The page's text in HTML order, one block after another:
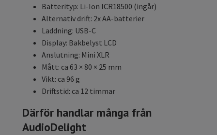
Batterityp: Li-Ion ICR18500 (ingår)
Alternativ drift: 2x AA-batterier
Laddning: USB-C
Display: Bakbelyst LCD
Anslutning: Mini XLR
Mått: ca 63 × 80 × 25 mm
Vikt: ca 96 g
Driftstid: ca 12 timmar
Därför handlar många från
AudioDelight